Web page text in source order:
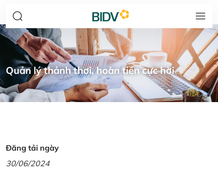
Quản lý thảnh thơi, hoàn tiền cực hời
Đăng tải ngày
30/06/2024